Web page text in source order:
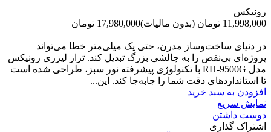
رونیکس
11,998,000 تومان
(بدون مالیات)17,980,000 تومان
در دنیای ساخت‌وساز مدرن، حتی یک میلی‌متر خطا می‌تواند
پروژه‌ای بی‌نقص را به چالشی بزرگ تبدیل کند. تراز لیزری رونیکس
مدل RH-9500G با تکنولوژی پیشرفته نور سبز، طراحی شده است
تا استانداردهای دقت شما را جابه‌جا کند. این...
افزودن به سبد خرید
نمایش سریع
دوست داشتن
اشتراک گذاری